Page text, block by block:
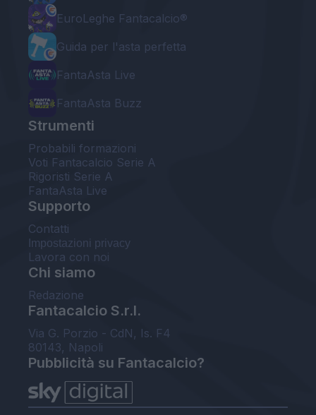
EuroLeghe Fantacalcio®
Guida per l'asta perfetta
FantaAsta Live
FantaAsta Buzz
Strumenti
Probabili formazioni
Voti Fantacalcio Serie A
Rigoristi Serie A
FantaAsta Live
Supporto
Contatti
Impostazioni privacy
Lavora con noi
Chi siamo
Redazione
Fantacalcio S.r.l.
Via G. Porzio - CdN, Is. F4
80143, Napoli
Pubblicità su Fantacalcio?